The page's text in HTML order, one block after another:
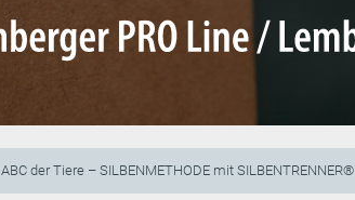
ABC der Tiere – SILBENMETHODE mit SILBENTRENNER®